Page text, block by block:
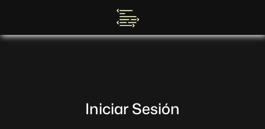
Iniciar Sesión